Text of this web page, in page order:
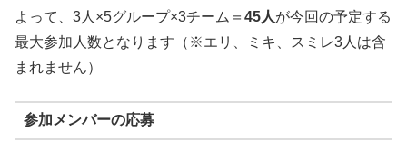
よって、3人×5グループ×3チーム＝ 45人が今回の予定する
最大参加人数となります（※エリ、ミキ、スミレ3人は含
まれません）
参加メンバーの応募